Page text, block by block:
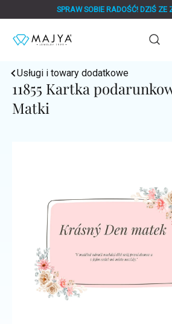
do
SPRAW SOBIE RADOŚĆ! DZIŚ ZE
Usługi i towary dodatkowe
11855 Kartka
Matki